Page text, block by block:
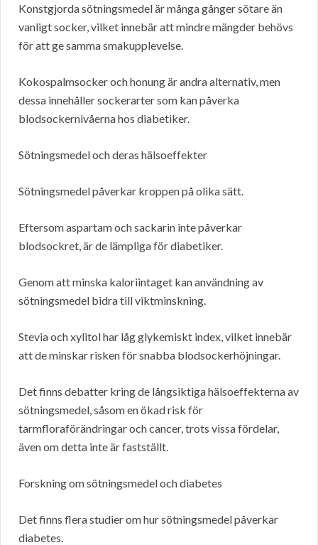
Konstgjorda sötningsmedel är många gånger sötare än
vanligt socker, vilket innebär att mindre mängder behövs
för att ge samma smakupplevelse.
Kokospalmsocker och honung är andra alternativ, men
dessa innehåller sockerarter som kan påverka
blodsockernivåerna hos diabetiker.
Sötningsmedel och deras hälsoeffekter
Sötningsmedel påverkar kroppen på olika sätt.
Eftersom aspartam och sackarin inte påverkar
blodsockret, är de lämpliga för diabetiker.
Genom att minska kaloriintaget kan användning av
sötningsmedel bidra till viktminskning.
Stevia och xylitol har låg glykemiskt index, vilket innebär
att de minskar risken för snabba blodsockerhöjningar.
Det finns debatter kring de långsiktiga hälsoeffekterna av
sötningsmedel, såsom en ökad risk för
tarmfloraförändringar och cancer, trots vissa fördelar,
även om detta inte är fastställt.
Forskning om sötningsmedel och diabetes
Det finns flera studier om hur sötningsmedel påverkar
diabetes.